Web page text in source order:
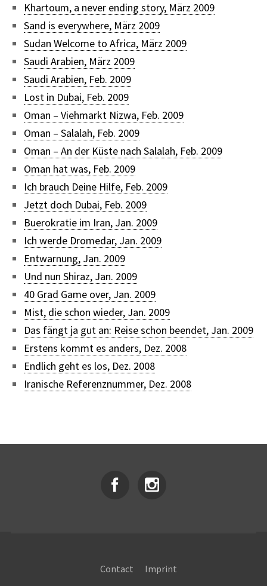
Khartoum, a never ending story, März 2009
Sand is everywhere, März 2009
Sudan Welcome to Africa, März 2009
Saudi Arabien, März 2009
Saudi Arabien, Feb. 2009
Lost in Dubai, Feb. 2009
Oman – Viehmarkt Nizwa, Feb. 2009
Oman – Salalah, Feb. 2009
Oman – An der Küste nach Salalah, Feb. 2009
Oman hat was, Feb. 2009
Ich brauch Deine Hilfe, Feb. 2009
Jetzt doch Dubai, Feb. 2009
Buerokratie im Iran, Jan. 2009
Ich werde Dromedar, Jan. 2009
Entwarnung, Jan. 2009
Und nun Shiraz, Jan. 2009
40 Grad Game over, Jan. 2009
Mist, die schon wieder, Jan. 2009
Das fängt ja gut an: Reise schon beendet, Jan. 2009
Erstens kommt es anders, Dez. 2008
Endlich geht es los, Dez. 2008
Iranische Referenznummer, Dez. 2008
Contact Imprint